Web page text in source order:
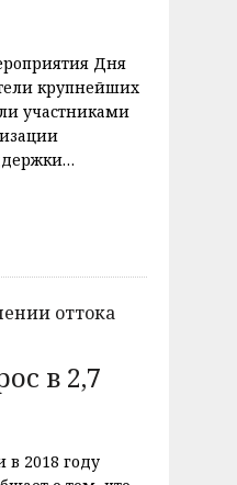
Дня
крупнейших
участниками
в 2,7
в 2018 году